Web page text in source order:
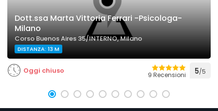
Dott.ssa Marta Vittoria Ferrari -Psicologa-
Milano
Corso Buenos Aires 35/INTERNO, Milano
DISTANZA: 13 M
Oggi chiuso 9 Recensioni 5/5